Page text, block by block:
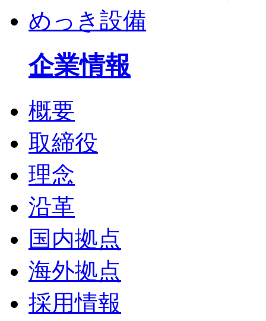
めっき設備
企業情報
概要
取締役
理念
沿革
国内拠点
海外拠点
採用情報